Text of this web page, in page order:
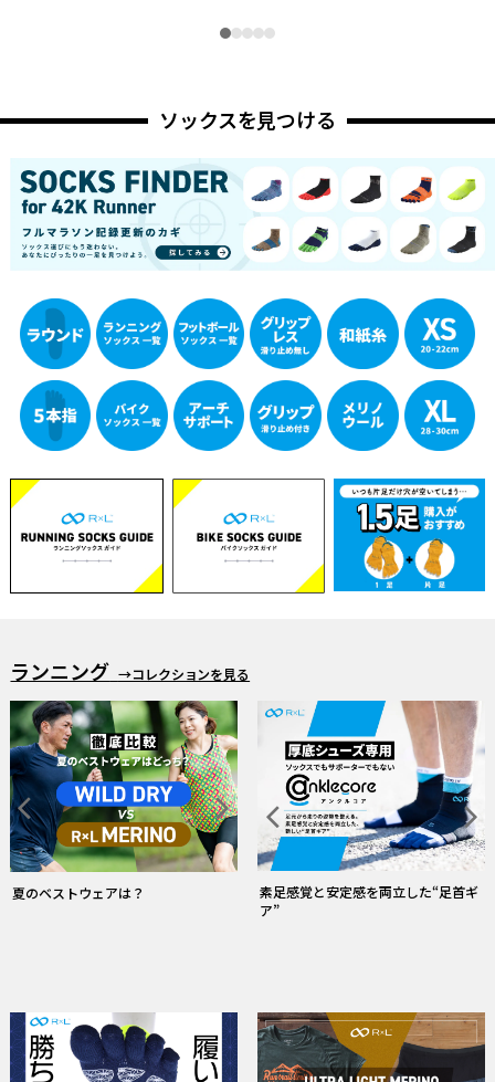
ソックスを見つける
ランニング →コレクションを見る
「RUN✕DINIM」 デニムなのに走れる 雨の日ウェア・ソックス特集
常にドライ！和紙糸ソックス
ストレスフリーな履心地のタイツ